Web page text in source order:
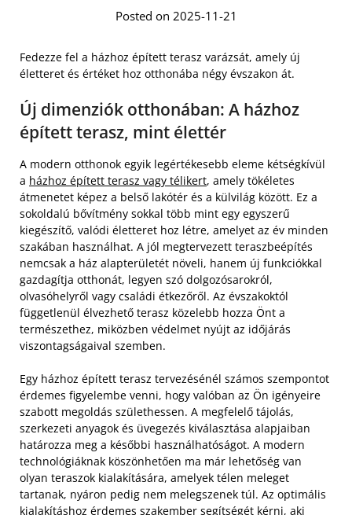
Posted on 2025-11-21
Fedezze fel a házhoz épített terasz varázsát, amely új
életteret és értéket hoz otthonába négy évszakon át.
Új dimenziók otthonában: A házhoz
épített terasz, mint élettér
A modern otthonok egyik legértékesebb eleme kétségkívül
a házhoz épített terasz vagy télikert, amely tökéletes
átmenetet képez a belső lakótér és a külvilág között. Ez a
sokoldalú bővítmény sokkal több mint egy egyszerű
kiegészítő, valódi életteret hoz létre, amelyet az év minden
szakában használhat. A jól megtervezett teraszbeépítés
nemcsak a ház alapterületét növeli, hanem új funkciókkal
gazdagítja otthonát, legyen szó dolgozósarokról,
olvasóhelyről vagy családi étkezőről. Az évszakoktól
függetlenül élvezhető terasz közelebb hozza Önt a
természethez, miközben védelmet nyújt az időjárás
viszontagságaival szemben.
Egy házhoz épített terasz tervezésénél számos szempontot
érdemes figyelembe venni, hogy valóban az Ön igényeire
szabott megoldás születhessen. A megfelelő tájolás,
szerkezeti anyagok és üvegezés kiválasztása alapjaiban
határozza meg a későbbi használhatóságot. A modern
technológiáknak köszönhetően ma már lehetőség van
olyan teraszok kialakítására, amelyek télen meleget
tartanak, nyáron pedig nem melegszenek túl. Az optimális
kialakításhoz érdemes szakember segítségét kérni, aki